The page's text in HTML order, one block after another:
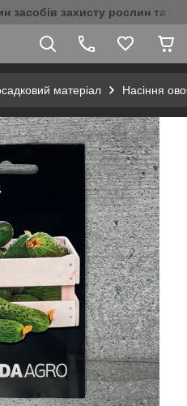
засобів захисту рослин та
матеріал Насіння